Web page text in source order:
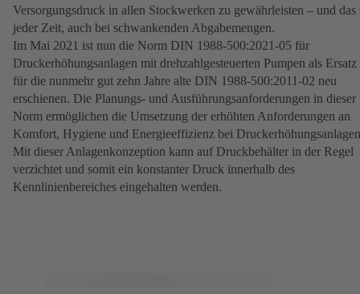
Versorgungsdruck in allen Stockwerken zu gewährleisten – und das
jeder Zeit, auch bei schwankenden Abgabemengen.
Im Mai 2021 ist nun die Norm DIN 1988-500:2021-05 für
Druckerhöhungsanlagen mit drehzahlgesteuerten Pumpen als Ersatz
für die nunmehr gut zehn Jahre alte DIN 1988-500:2011-02 neu
erschienen. Die Planungs- und Ausführungsanforderungen in dieser
Norm ermöglichen die Umsetzung der erhöhten Anforderungen an
Komfort, Hygiene und Energieeffizienz bei
Mit dieser Anlagenkonzeption kann auf Druckbehälter in der Regel
verzichtet und somit ein konstanter Druck innerhalb des
Kennlinienbereiches eingehalten werden.